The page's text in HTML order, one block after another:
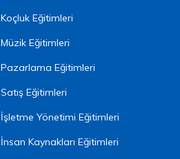
Koçluk Eğitimleri
Müzik Eğitimleri
Pazarlama Eğitimleri
Satış Eğitimleri
İşletme Yönetimi Eğitimleri
İnsan Kaynakları Eğitimleri